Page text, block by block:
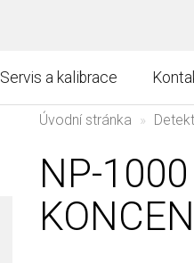
Servis a kalibrace
Úvodní stránka
NP-